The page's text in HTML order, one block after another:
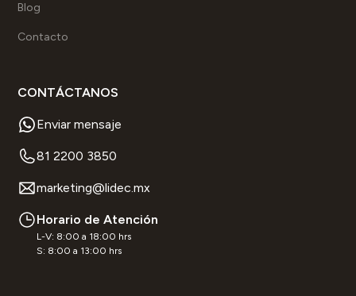
Blog
Contacto
CONTÁCTANOS
Enviar mensaje
81 2200 3850
marketing@lidec.mx
Horario de Atención
L-V: 8:00 a 18:00 hrs
S: 8:00 a 13:00 hrs